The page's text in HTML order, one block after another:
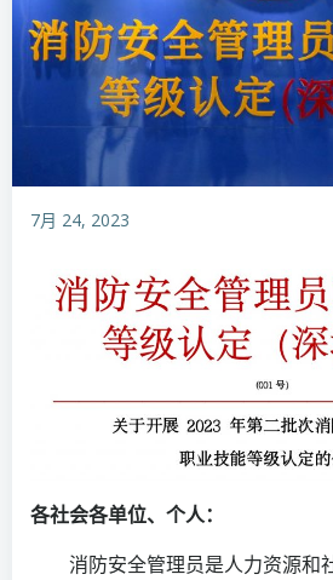
7月 24, 2023
各社会各单位、个人：
消防安全管理员是人力资源和